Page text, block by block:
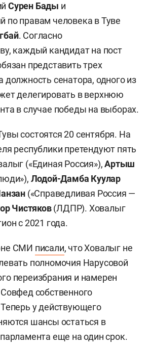
Сурен Бады и
по правам человека в Туве
. Согласно
каждый кандидат на пост
представить трех
должность сенатора, одного из
делегировать в верхнюю
в случае победы на выборах.
состоятся 20 сентября. На
республики претендуют пять
(«Единая Россия»),Артыш
Лодой-Дамба Куулар
(«Справедливая Россия —
Чистяков(ЛДПР). Ховалыг
с 2021 года.
СМИ писали, что Ховалыг не
полномочия Нарусовой
переизбрания и намерен
собственного
у действующего
шансы остаться в
еще на один срок.